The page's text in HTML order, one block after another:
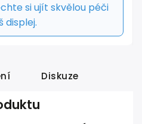
si ujít skvělou péči
displej.
Diskuze